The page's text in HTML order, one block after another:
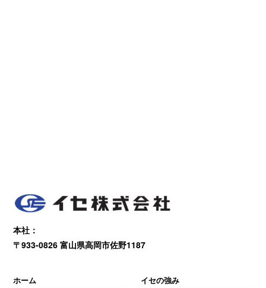
本社：
〒933-0826 富山県高岡市佐野1187
ホーム イセの強み